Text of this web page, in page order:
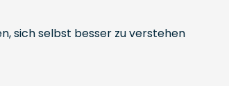
sich selbst besser zu verstehen